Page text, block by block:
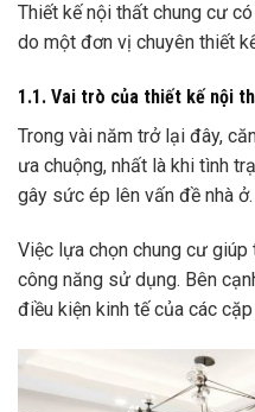
Thiết kế nội thất chung cư
do một đơn vị chuyên thiết
1.1. Vai trò của thiết kế nội
Trong vài năm trở lại đây,
ưa chuộng, nhất là khi tình
gây sức ép lên vấn đề nhà ở.
Việc lựa chọn chung cư
công năng sử dụng. Bên
điều kiện kinh tế của các